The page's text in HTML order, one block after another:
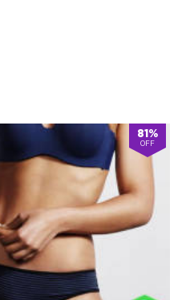
81%
OFF